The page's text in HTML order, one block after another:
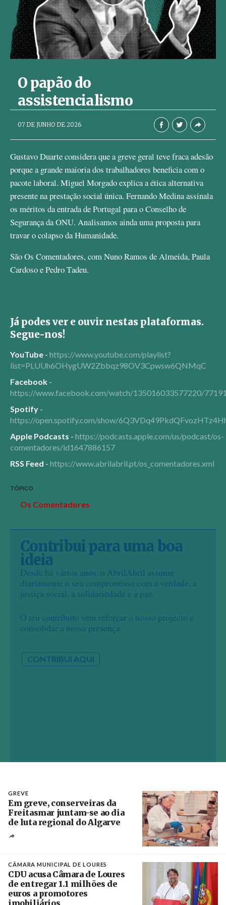
O papão do
assistencialismo
07 DE JUNHO DE 2026
Gustavo Duarte considera que a greve geral teve fraca adesão
porque a grande maioria dos trabalhadores beneficia com o
pacote laboral. Miguel Morgado explica a ética alternativa
presente na prestação social única. Fernando Medina assinala
os méritos da entrada de Portugal para o Conselho de
Segurança da ONU. Analisamos ainda uma proposta para
travar o colapso da Humanidade.
São Os Comentadores, com Nuno Ramos de Almeida, Paula
Cardoso e Pedro Tadeu.
Já podes ver e ouvir nestas plataformas.
Segue-nos!
YouTube - https://www.youtube.com/playlist?
list=PLUUh6OHygUW2Zbbqz98OV3Cpwsw6QNMqC
Facebook -
https://www.facebook.com/watch/135016033577220/
Spotify -
https://open.spotify.com/show/
Apple Podcasts - https://podcasts.apple.com/us/podcast/os-
comentadores/id1647886157
RSS Feed - https://www.abrilabril.pt/os_comentadores.xml
TÓPICO
Os Comentadores
Contribui para uma boa
ideia
Desde há vários anos, o AbrilAbril assume
diariamente o seu compromisso com a verdade, a
justiça social, a solidariedade e a paz.
O teu contributo vem reforçar o nosso projecto e
consolidar a nossa presença.
CONTRIBUI AQUI
GREVE
Em greve, conserveiras da
Freitasmar juntam-se ao dia
de luta regional do Algarve
CÂMARA MUNICIPAL DE LOURES
CDU acusa Câmara de Loures
de entregar 1.1 milhões de
euros a promotores